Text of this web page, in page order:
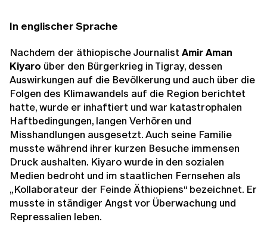
In englischer Sprache
Nachdem der äthiopische JournalistAmir Aman
Kiyaro über den Bürgerkrieg in Tigray, dessen
Auswirkungen auf die Bevölkerung und auch über die
Folgen des Klimawandels auf die Region berichtet
hatte, wurde er inhaftiert und war katastrophalen
Haftbedingungen, langen Verhören und
Misshandlungen ausgesetzt. Auch seine Familie
musste während ihrer kurzen Besuche immensen
Druck aushalten. Kiyaro wurde in den sozialen
Medien bedroht und im staatlichen Fernsehen als
„Kollaborateur der Feinde Äthiopiens“ bezeichnet. Er
musste in ständiger Angst vor Überwachung und
Repressalien leben.